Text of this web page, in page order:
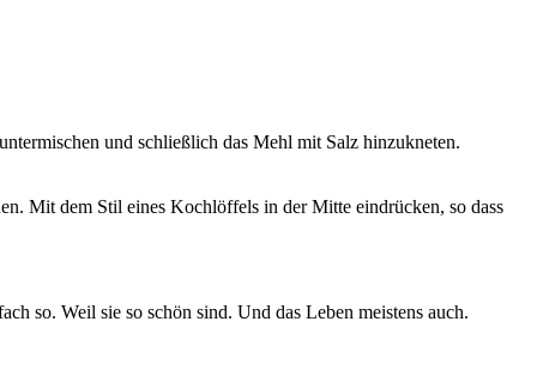
und schließlich das Mehl mit Salz hinzukneten.
Mit dem Stil eines Kochlöffels in der Mitte eindrücken, so dass
so. Weil sie so schön sind. Und das Leben meistens auch.